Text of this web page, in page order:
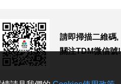
展
111
0
請即掃描二維碼,
關注TDM微信號!